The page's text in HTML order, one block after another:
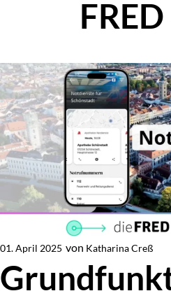
01. April 2025 von
Von
Katharina Creß